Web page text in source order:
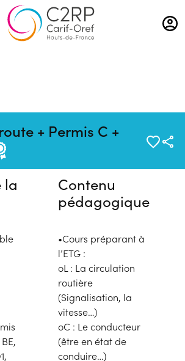
Aller
au
contenu
+ Permis C +
programmée en
la
Contenu
pédagogique
•Cours préparant à
l’ETG :
oL : La circulation
routière
(Signalisation, la
vitesse…)
oC : Le conducteur
(être en état de
conduire…)